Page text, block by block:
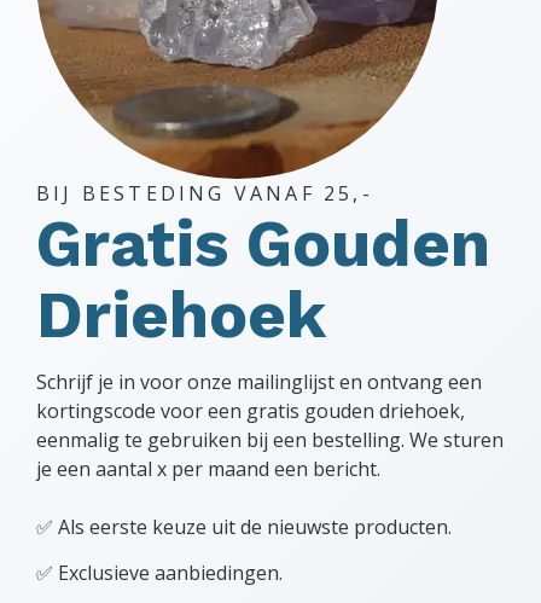
BIJ BESTEDING VANAF 25,-
Gratis Gouden
Driehoek
Schrijf je in voor onze mailinglijst en ontvang een
kortingscode voor een gratis gouden driehoek,
eenmalig te gebruiken bij een bestelling. We sturen
je een aantal x per maand een bericht.
✅ Als eerste keuze uit de nieuwste producten.
✅ Exclusieve aanbiedingen.